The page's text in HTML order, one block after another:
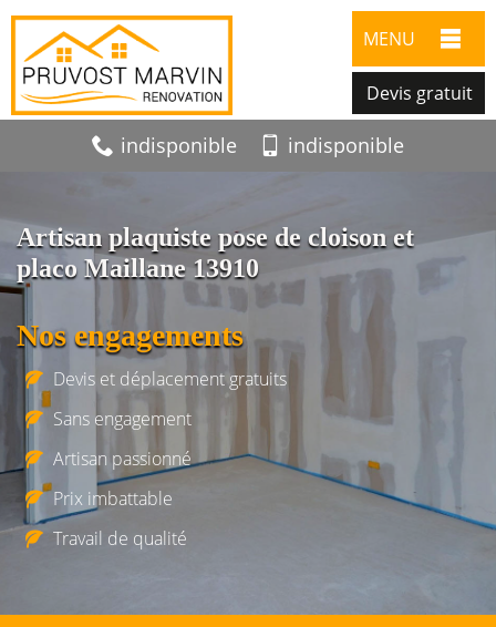
MENU
Devis gratuit
indisponible indisponible
Artisan plaquiste pose de cloison et
placo Maillane 13910
Nos engagements
Devis et déplacement gratuits
Sans engagement
Artisan passionné
Prix imbattable
Travail de qualité